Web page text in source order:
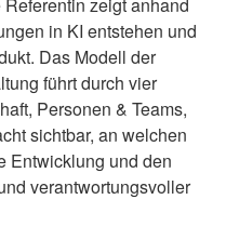
in KI entstehen und
Das Modell der
führt durch vier
Personen & Teams,
sichtbar, an welchen
Entwicklung und den
verantwortungsvoller